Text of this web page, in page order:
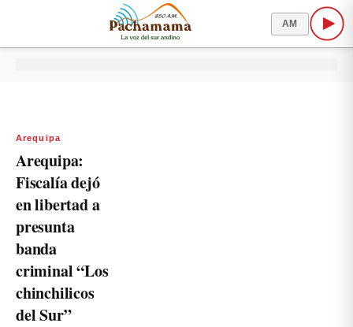
AM
Arequipa
Arequipa:
Fiscalía dejó
en libertad a
presunta
banda
criminal “Los
chinchilicos
del Sur”